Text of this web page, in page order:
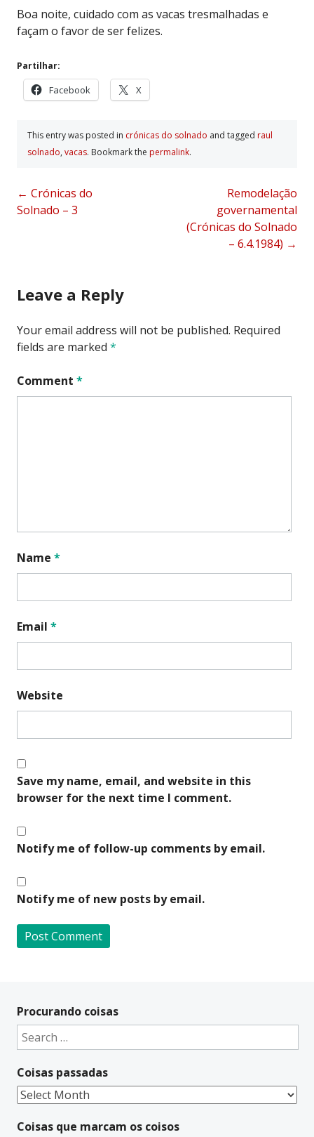
Boa noite, cuidado com as vacas tresmalhadas e
façam o favor de ser felizes.
Partilhar:
Facebook X
This entry was posted in crónicas do solnado and tagged raul
solnado, vacas. Bookmark the permalink.
Post
navigation
← Crónicas do
Solnado – 3
Remodelação
governamental
(Crónicas do Solnado
– 6.4.1984) →
Leave a Reply
Your email address will not be published. Required
fields are marked *
Comment *
Name *
Email *
Website
Save my name, email, and website in this
browser for the next time I comment.
Notify me of follow-up comments by email.
Notify me of new posts by email.
t
e
a
t
i
v
Procurando coisas
Search
for:
Coisas passadas
Coisas
Coisas que marcam os coisos